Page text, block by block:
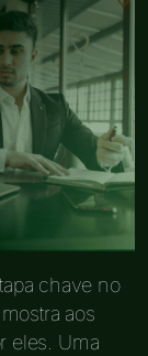
chave no
aos
eles. Uma